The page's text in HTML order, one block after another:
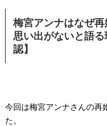
梅宮アンナはなぜ
思い出がないと語
認】
今回は梅宮アンナさんの再
た。